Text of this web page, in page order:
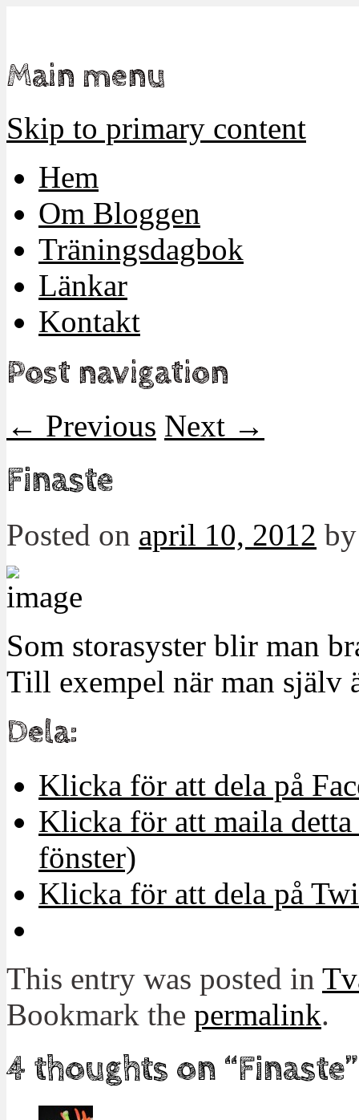
Main menu
Skip to primary content
Hem
Om Bloggen
Träningsdagbok
Länkar
Kontakt
Post navigation
← Previous Next →
Finaste
Posted on april 10, 2012
Som storasyster blir man
Till exempel när man själv
Dela:
Klicka för att dela på
Klicka för att maila
fönster)
Klicka för att dela på
This entry was posted in
Bookmark the permalink.
4 thoughts on “Finaste”